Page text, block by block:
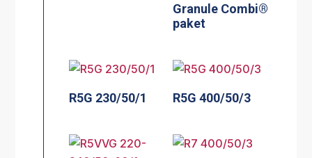
Granule Combi®
paket
R5G 230/50/1 R5G 400/50/3